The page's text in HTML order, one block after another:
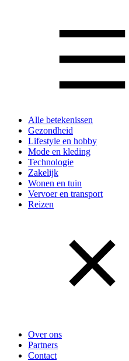
Alle betekenissen
Gezondheid
Lifestyle en hobby
Mode en kleding
Technologie
Zakelijk
Wonen en tuin
Vervoer en transport
Reizen
Over ons
Partners
Contact